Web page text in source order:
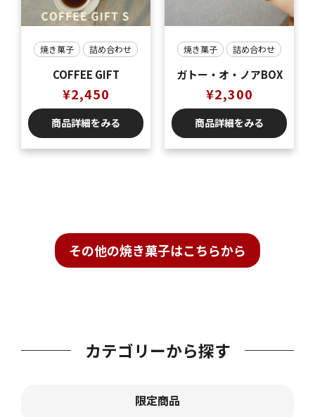
焼き菓子 詰め合わせ
COFFEE GIFT
¥2,450
商品詳細をみる
焼き菓子 詰め合わせ
ガトー・オ・ノアBOX
¥2,300
商品詳細をみる
その他の焼き菓子はこちらから
カテゴリーから探す
限定商品